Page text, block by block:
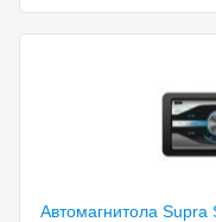
Автомагнитола Supra